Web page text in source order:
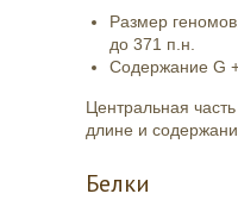
Размер
до 371 п.н.
Содержание G
Центральная
длине и
Белки